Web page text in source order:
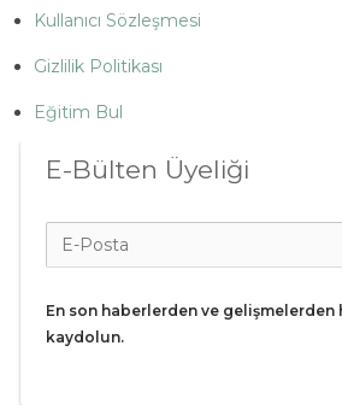
Kullanıcı Sözleşmesi
Gizlilik Politikası
Eğitim Bul
E-Bülten Üyeliği
En son haberlerden ve
kaydolun.